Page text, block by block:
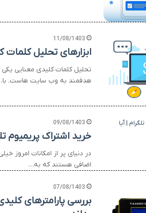
11/08/1403
ابزارهای تحلیل
تحلیل کلمات کلیدی معنایی
هدفمند به وب سایت هاست.
09/08/1403
خرید اشتراک پریمیوم
در دنیای پر از امکانات امروز
اضافی هستند که به…
07/08/1403